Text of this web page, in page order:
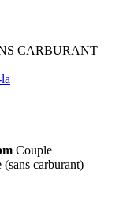
CARBURANT
Couple
(sans carburant)